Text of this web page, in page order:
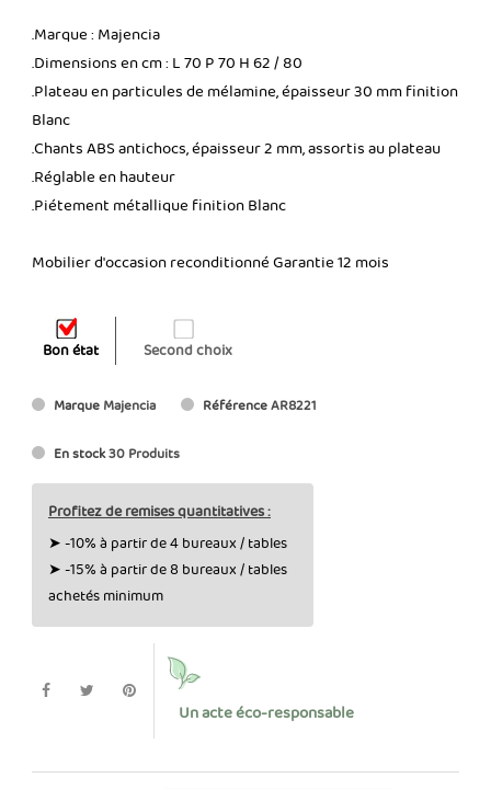
.Marque : Majencia
.Dimensions en cm : L 70 P 70 H 62 / 80
.Plateau en particules de mélamine, épaisseur 30 mm finition
Blanc
.Chants ABS antichocs, épaisseur 2 mm, assortis au plateau
.Réglable en hauteur
.Piétement métallique finition Blanc
Mobilier d'occasion reconditionné Garantie 12 mois
Bon état Second choix
Marque Majencia RéférenceAR8221
En stock30 Produits
Profitez de remises quantitatives :
➤ -10% à partir de 4 bureaux / tables
➤ -15% à partir de 8 bureaux / tables
achetés minimum
Un acte éco-responsable